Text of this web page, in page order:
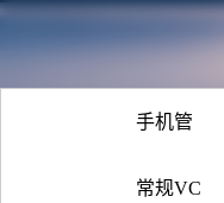
手机管
常规VC